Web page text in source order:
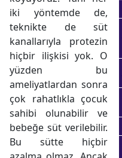
iki yöntemde de,
teknikte de süt
kanallarıyla protezin
hiçbir ilişkisi yok. O
yüzden bu
ameliyatlardan sonra
çok rahatlıkla çocuk
sahibi olunabilir ve
bebeğe süt verilebilir.
Bu sütte hiçbir